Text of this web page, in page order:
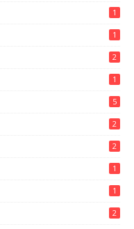
1
1
2
1
5
2
2
1
1
2